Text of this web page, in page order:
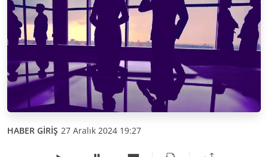
HABER GİRİŞ 27 Aralık 2024 19:27